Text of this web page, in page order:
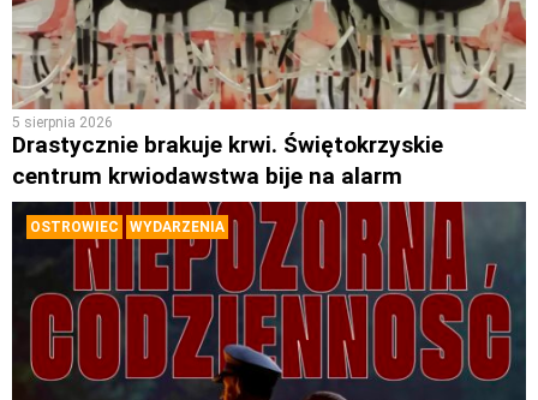
5 sierpnia 2026
Drastycznie brakuje krwi. Świętokrzyskie
centrum krwiodawstwa bije na alarm
OSTROWIEC WYDARZENIA